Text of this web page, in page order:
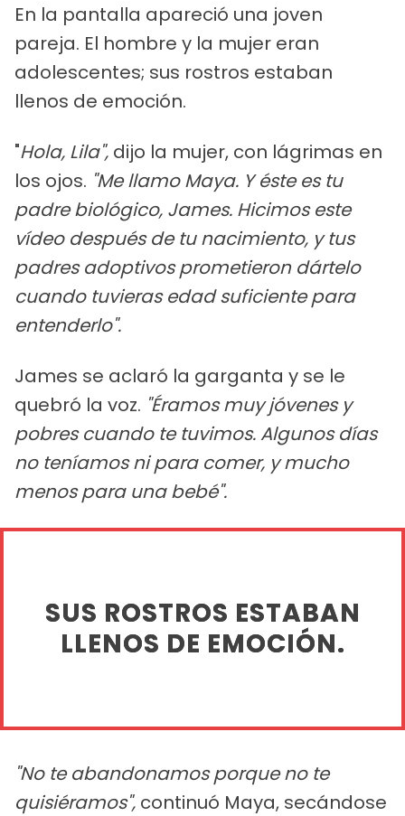
En la pantalla apareció una joven
pareja. El hombre y la mujer eran
adolescentes; sus rostros estaban
llenos de emoción.
"Hola, Lila", dijo la mujer, con lágrimas en
los ojos. "Me llamo Maya. Y éste es tu
padre biológico, James. Hicimos este
vídeo después de tu nacimiento, y tus
padres adoptivos prometieron dártelo
cuando tuvieras edad suficiente para
entenderlo".
James se aclaró la garganta y se le
quebró la voz. "Éramos muy jóvenes y
pobres cuando te tuvimos. Algunos días
no teníamos ni para comer, y mucho
menos para una bebé".
SUS ROSTROS ESTABAN
LLENOS DE EMOCIÓN.
"No te abandonamos porque no te
quisiéramos", continuó Maya, secándose